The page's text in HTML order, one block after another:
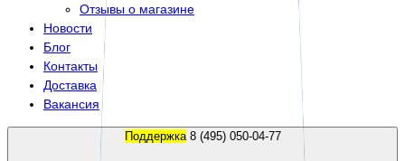
Отзывы о магазине
Новости
Блог
Контакты
Доставка
Вакансия
Поддержка 8 (495) 050-04-77